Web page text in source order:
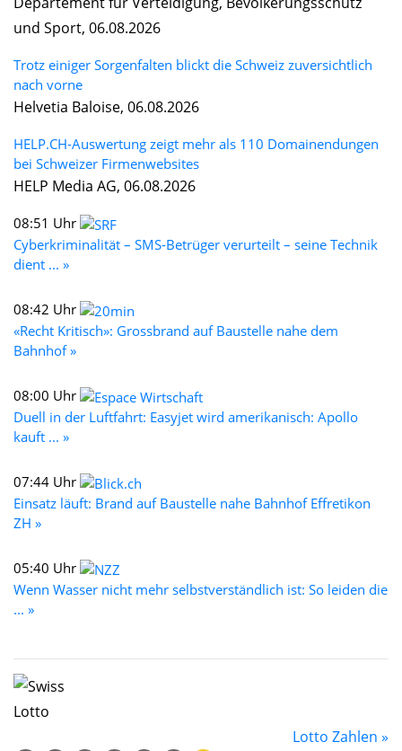
und Sport, 06.08.2026
Trotz einiger Sorgenfalten blickt die Schweiz zuversichtlich
nach vorne
Helvetia Baloise, 06.08.2026
HELP.CH-Auswertung zeigt mehr als 110 Domainendungen
bei Schweizer Firmenwebsites
HELP Media AG, 06.08.2026
08:51 Uhr
Cyberkriminalität – SMS-Betrüger verurteilt – seine Technik
dient ... »
08:42 Uhr
«Recht Kritisch»: Grossbrand auf Baustelle nahe dem
Bahnhof »
08:00 Uhr
Duell in der Luftfahrt: Easyjet wird amerikanisch: Apollo
kauft ... »
07:44 Uhr
Einsatz läuft: Brand auf Baustelle nahe Bahnhof Effretikon
ZH »
05:40 Uhr
Wenn Wasser nicht mehr selbstverständlich ist: So leiden die
... »
Lotto Zahlen »